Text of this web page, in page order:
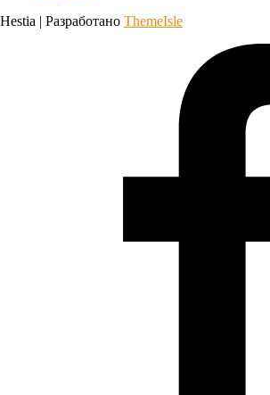
Hestia | Разработано ThemeIsle